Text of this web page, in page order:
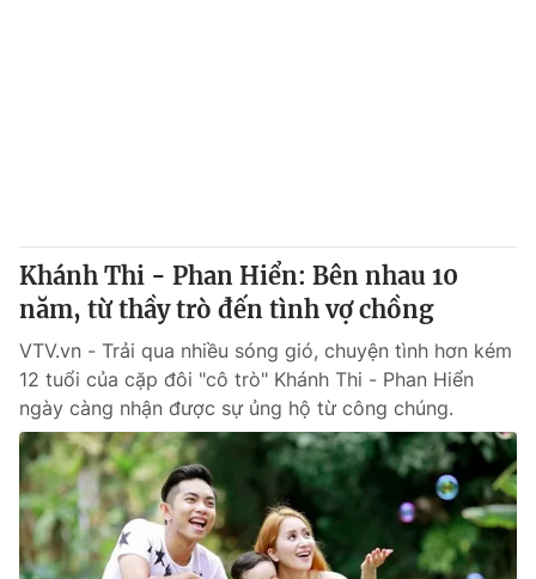
® Cấm sao chép dưới mọi hình thức nếu không có sự chấp
thuận bằng văn bản. Ghi rõ nguồn VTV.vn khi phát hành lại
thông tin từ website này.
Khánh Thi - Phan Hiển: Bên nhau 10
năm, từ thầy trò đến tình vợ chồng
VTV.vn - Trải qua nhiều sóng gió, chuyện tình hơn kém
12 tuổi của cặp đôi "cô trò" Khánh Thi - Phan Hiển
ngày càng nhận được sự ủng hộ từ công chúng.